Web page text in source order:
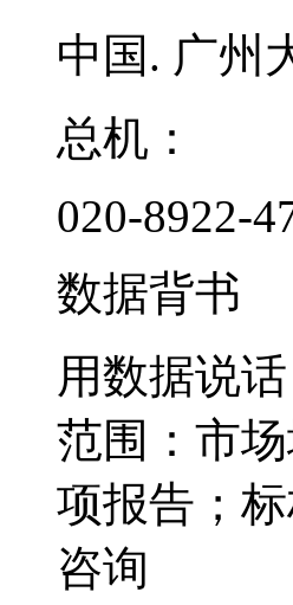
中国. 广州
总机：
020-8922-
数据背书
用数据说
范围：市
项报告；
咨询